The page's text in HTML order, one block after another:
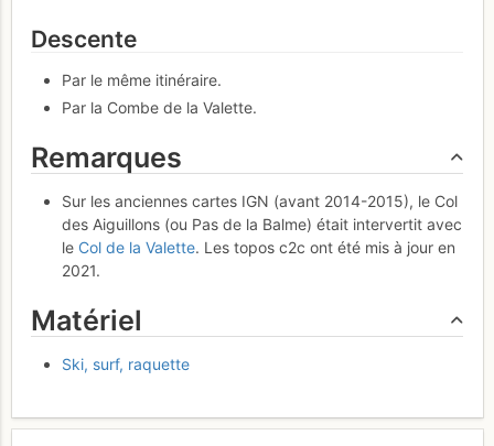
Descente
Par le même itinéraire.
Par la Combe de la Valette.
Remarques
Sur les anciennes cartes IGN (avant 2014-2015), le Col
des Aiguillons (ou Pas de la Balme) était intervertit avec
le Col de la Valette. Les topos c2c ont été mis à jour en
2021.
Matériel
Ski, surf, raquette